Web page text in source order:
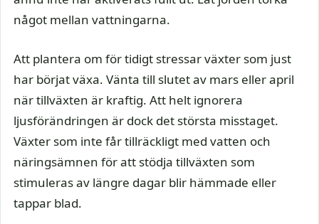
något mellan vattningarna.
Att plantera om för tidigt stressar växter som just
har börjat växa. Vänta till slutet av mars eller april
när tillväxten är kraftig. Att helt ignorera
ljusförändringen är dock det största misstaget.
Växter som inte får tillräckligt med vatten och
näringsämnen för att stödja tillväxten som
stimuleras av längre dagar blir hämmade eller
tappar blad.